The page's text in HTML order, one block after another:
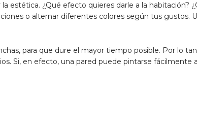
estética. ¿Qué efecto quieres darle a la habitación?
o alternar diferentes colores según tus gustos.
para que dure el mayor tiempo posible. Por lo
Si, en efecto, una pared puede pintarse fácilmente